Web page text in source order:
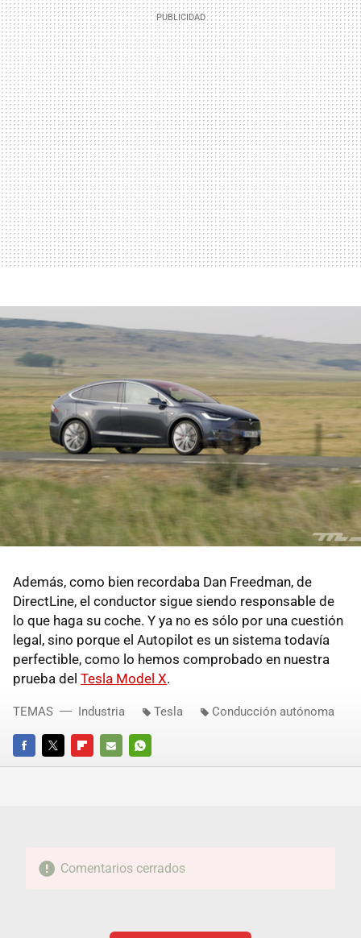
Además, como bien recordaba Dan Freedman, de
DirectLine, el conductor sigue siendo responsable de
lo que haga su coche. Y ya no es sólo por una cuestión
legal, sino porque el Autopilot es un sistema todavía
perfectible, como lo hemos comprobado en nuestra
prueba del Tesla Model X.
FACEBOOKTWITTERFLIPBOARD
E-
WHATSAPP
TEMAS Industria Tesla Conducción autónoma
Comentarios cerrados